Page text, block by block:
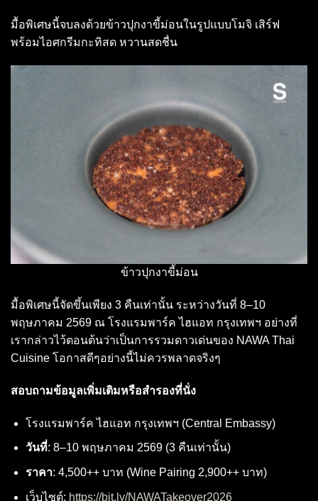
มื้อพิเศษนี้จบลงด้วยข้าวปุกงาขี้ม่อนในรูปแบบโมจิ เสิร์ฟ
พร้อมไอศกรีมกะทิสด หวานสดชื่น
ข้าวปุกงาขี้ม่อน
มื้อพิเศษนี้จัดขึ้นเพียง 3 คืนเท่านั้น ระหว่างวันที่ 8–10
พฤษภาคม 2569 ณ โรงแรมพาร์ค ไฮแอท กรุงเทพฯ อย่างที่
เรากล่าวไว้ตอนต้นว่าเป็นการรวมดาวเด่นของ NAWA Thai
Cuisine โอกาสดีๆอย่างนี้ไม่ควรพลาดจริงๆ
สอบถามข้อมูลเพิ่มเติมหรือสำรองที่นั่ง
โรงแรมพาร์ค ไฮแอท กรุงเทพฯ (Central Embassy)
วันที่: 8–10 พฤษภาคม 2569 (3 คืนเท่านั้น)
ราคา: 4,500++ บาท (Wine Pairing 2,900++ บาท)
เว็บไซต์: https://bit.ly/NAWATakeover2026